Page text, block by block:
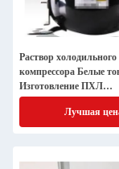
Раствор холодильного
компрессора Белые
Изготовление ПХЛ
Производитель
Лучшая